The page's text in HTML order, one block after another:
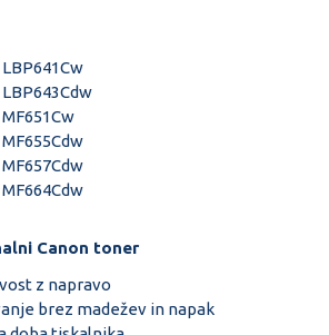
Canon toner
z napravo
brez madežev in napak